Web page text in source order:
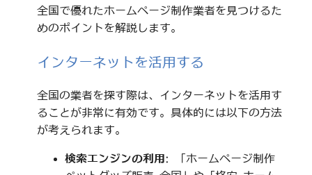
全国で優れたホームページ制作業者を見つけるた
めのポイントを解説します。
インターネットを活用する
全国の業者を探す際は、インターネットを活用す
ることが非常に有効です。具体的には以下の方法
が考えられます。
検索エンジンの利用 : 「ホームページ制作